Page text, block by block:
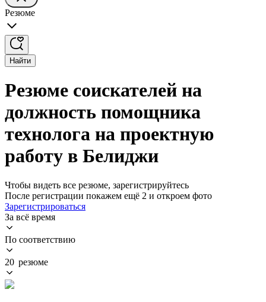
Резюме
Найти
Резюме соискателей на
должность помощника
технолога на проектную
работу в Белиджи
Чтобы видеть все резюме, зарегистрируйтесь
После регистрации покажем ещё 2 и откроем фото
Зарегистрироваться
За всё время
По соответствию
20 резюме